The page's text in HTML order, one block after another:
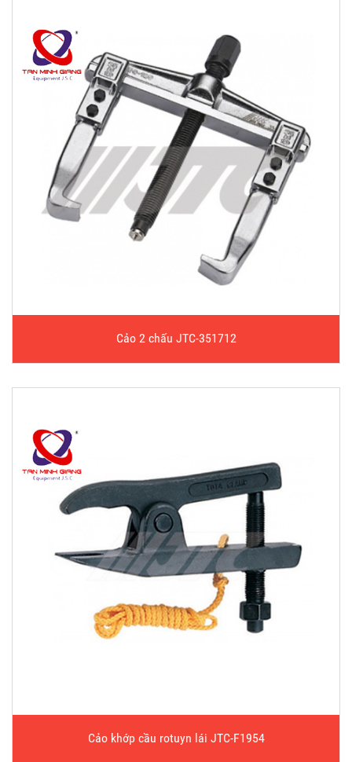
Cảo 2 chấu JTC-351712
Cảo khớp cầu rotuyn lái JTC-F1954